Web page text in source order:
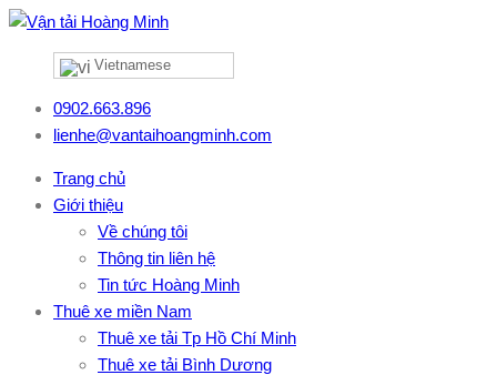
Vietnamese
0902.663.896
lienhe@vantaihoangminh.com
Trang chủ
Giới thiệu
Về chúng tôi
Thông tin liên hệ
Tin tức Hoàng Minh
Thuê xe miền Nam
Thuê xe tải Tp Hồ Chí Minh
Thuê xe tải Bình Dương